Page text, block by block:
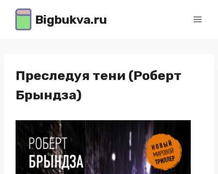
Перейти
содержимому
Bigbukva.ru
Преследуя тени (Роберт
Брындза)